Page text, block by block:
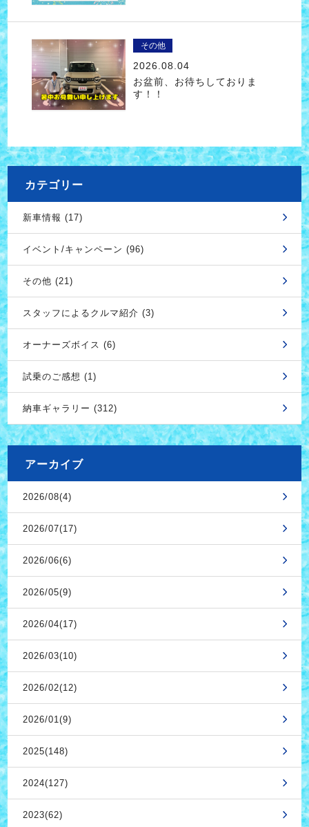
その他
2026.08.04
お盆前、お待ちしておりま
す！！
カテゴリー
新車情報 (17)
イベント/キャンペーン (96)
その他 (21)
スタッフによるクルマ紹介 (3)
オーナーズボイス (6)
試乗のご感想 (1)
納車ギャラリー (312)
アーカイブ
2026/08(4)
2026/07(17)
2026/06(6)
2026/05(9)
2026/04(17)
2026/03(10)
2026/02(12)
2026/01(9)
2025(148)
2024(127)
2023(62)